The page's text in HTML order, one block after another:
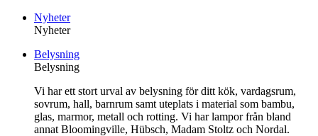
innehåll
Nyheter
Nyheter
Belysning
Belysning
Vi har ett stort urval av belysning för ditt kök, vardagsrum,
sovrum, hall, barnrum samt uteplats i material som bambu,
glas, marmor, metall och rotting. Vi har lampor från bland
annat Bloomingville, Hübsch, Madam Stoltz och Nordal.